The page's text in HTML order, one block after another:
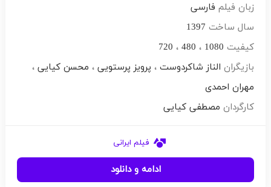
زبان فیلم فارسی
سال ساخت 1397
کیفیت 1080 ، 480 ، 720
بازیگران الناز شاکردوست ، پرویز پرستویی ، محسن کیایی ،
مهران احمدی
کارگردان مصطفی کیایی
فیلم ایرانی
ادامه و دانلود